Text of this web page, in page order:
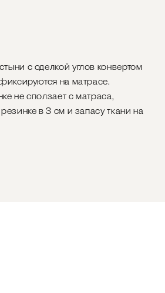
с оделкой углов конвертом
на матрасе.
не сползает с матраса,
в 3 см и запасу ткани на